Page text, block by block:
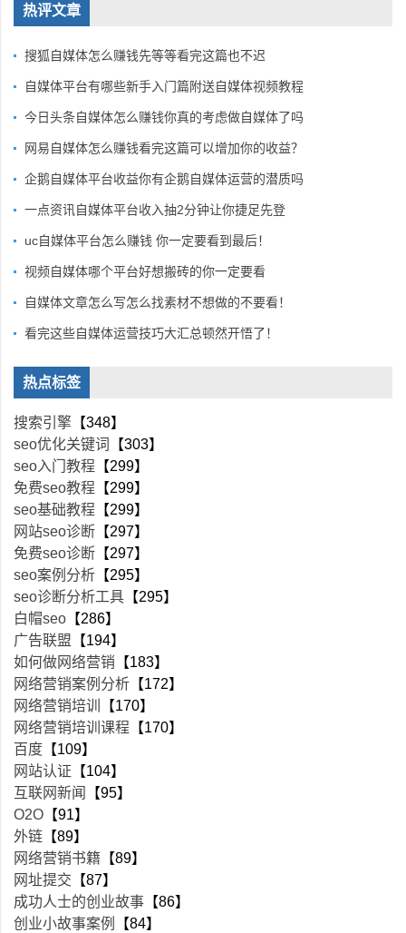
热评文章
搜狐自媒体怎么赚钱先等等看完这篇也不迟
自媒体平台有哪些新手入门篇附送自媒体视频教程
今日头条自媒体怎么赚钱你真的考虑做自媒体了吗
网易自媒体怎么赚钱看完这篇可以增加你的收益？
企鹅自媒体平台收益你有企鹅自媒体运营的潜质吗
一点资讯自媒体平台收入抽2分钟让你捷足先登
uc自媒体平台怎么赚钱 你一定要看到最后！
视频自媒体哪个平台好想搬砖的你一定要看
自媒体文章怎么写怎么找素材不想做的不要看！
看完这些自媒体运营技巧大汇总顿然开悟了！
热点标签
搜索引擎 【348】
seo优化关键词
【303】
seo入门教程 【299】
免费seo教程 【299】
seo基础教程 【299】
网站seo诊断 【297】
免费seo诊断 【297】
seo案例分析 【295】
seo诊断分析工具 【295】
白帽seo 【286】
广告联盟 【194】
如何做网络营销 【183】
网络营销案例分析 【172】
网络营销培训
【170】
网络营销培训课程 【170】
百度 【109】
网站认证 【104】
互联网新闻
【95】
O2O 【91】
外链 【89】
网络营销书籍 【89】
网址提交 【87】
成功人士的创业故事 【86】
创业小故事案例
【84】